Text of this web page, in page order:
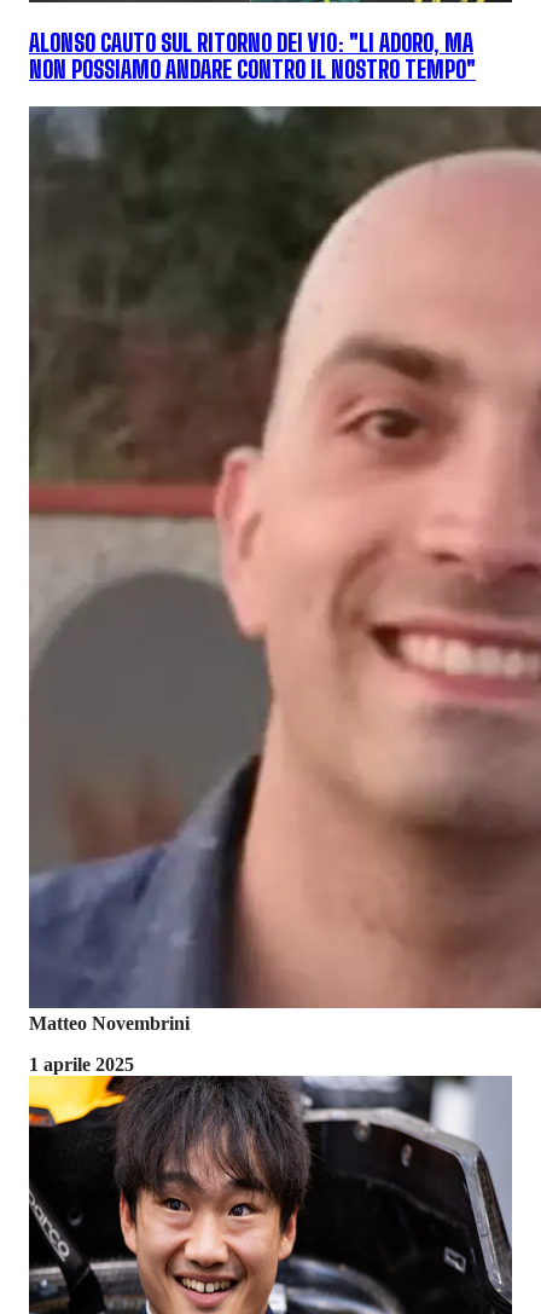
ALONSO CAUTO SUL RITORNO DEI V10: "LI ADORO, MA
NON POSSIAMO ANDARE CONTRO IL NOSTRO TEMPO"
Matteo Novembrini
1 aprile 2025